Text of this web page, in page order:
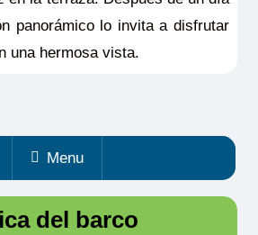
panorámico lo invita a disfrutar
una hermosa vista.
Menu
del barco